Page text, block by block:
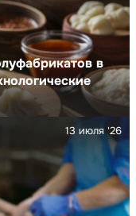
в
13 июля '26